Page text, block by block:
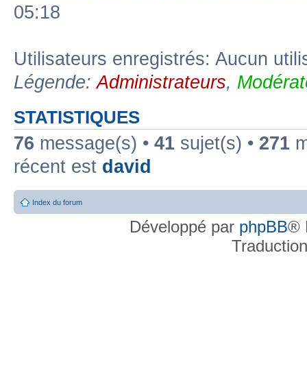
05:18
Utilisateurs enregistrés: Aucun
Légende:Administrateurs,
STATISTIQUES
76 message(s) • 41 sujet(s) • 271
récent est david
Index du forum
Développé par phpBB®